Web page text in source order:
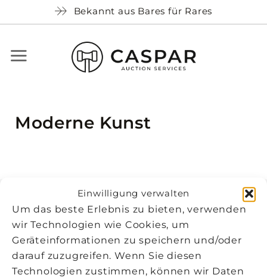
Einwilligung verwalten
Um das beste Erlebnis zu bieten, verwenden
wir Technologien wie Cookies, um
Geräteinformationen zu speichern und/oder
darauf zuzugreifen. Wenn Sie diesen
Technologien zustimmen, können wir Daten
to
Bekannt aus Bares für Rares
Moderne Kunst
Anmeldung zu
unserem Newsletter